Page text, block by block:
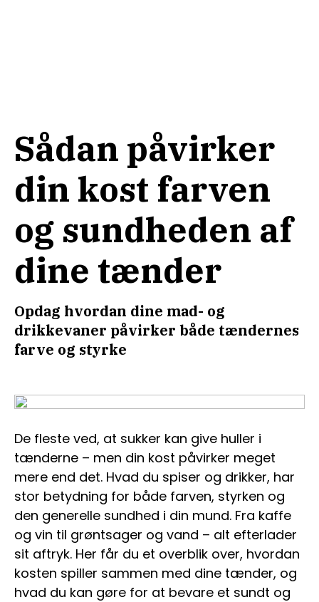
Sådan påvirker
din kost farven
og sundheden af
dine tænder
Opdag hvordan dine mad- og
drikkevaner påvirker både tændernes
farve og styrke
De fleste ved, at sukker kan give huller i
tænderne – men din kost påvirker meget
mere end det. Hvad du spiser og drikker, har
stor betydning for både farven, styrken og
den generelle sundhed i din mund. Fra kaffe
og vin til grøntsager og vand – alt efterlader
sit aftryk. Her får du et overblik over, hvordan
kosten spiller sammen med dine tænder, og
hvad du kan gøre for at bevare et sundt og